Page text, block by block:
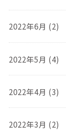
2022年6月 (2)
2022年5月 (4)
2022年4月 (3)
2022年3月 (2)